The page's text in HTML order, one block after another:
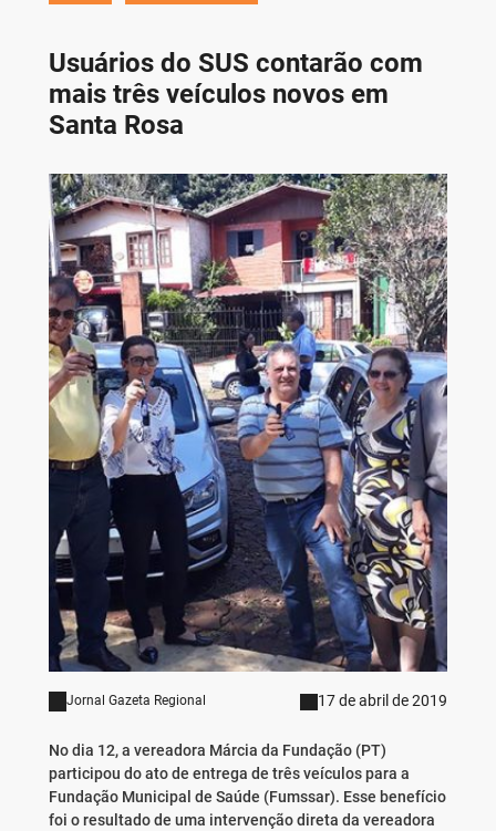
Usuários do SUS contarão com
mais três veículos novos em
Santa Rosa
Jornal Gazeta Regional 17 de abril de 2019
No dia 12, a vereadora Márcia da Fundação (PT)
participou do ato de entrega de três veículos para a
Fundação Municipal de Saúde (Fumssar). Esse benefício
foi o resultado de uma intervenção direta da vereadora